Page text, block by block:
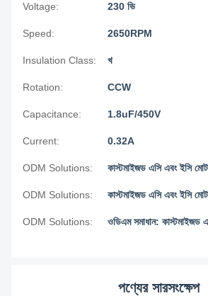
Voltage: 230 ভি
Speed: 2650RPM
Insulation Class: খ
Rotation: CCW
Capacitance: 1.8uF/450V
Current: 0.32A
ODM Solutions: কাস্টমাইজড এসি এবং ইসি
ODM Solutions: কাস্টমাইজড এসি এবং ইসি
ODM Solutions: ওডিএম সমাধান: কাস্টমাইজড
পণ্যের সারসংক্ষেপ